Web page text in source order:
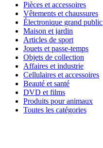
Pièces et accessoires
Vêtements et chaussures
Électronique grand public
Maison et jardin
Articles de sport
Jouets et passe-temps
Objets de collection
Affaires et industrie
Cellulaires et accessoires
Beauté et santé
DVD et films
Produits pour animaux
Toutes les catégories